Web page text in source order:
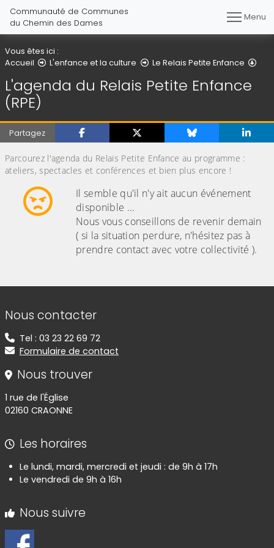
Communauté de Communes
du Chemin des Dames
Menu
Vous êtes ici :
Accueil
L'enfance et la culture Le Relais Petite Enfance
L'agenda du Relais Petite Enfance
(RPE)
Partagez
Parcourez l'agenda du Relais Petite Enfance au programme :
ateliers, spectacles et conférences et bien plus encore !
Il semble qu'il n'y ait aucun événement
disponible ...
Nous vous conseillons de revenir demain
( si la situation perdure, n'hésitez pas à
prendre contact avec votre collectivité ).
Informations de contact
Nous contacter
Tel : 03 23 22 69 72
Formulaire de contact
Nous trouver
1 rue de l'Église
02160 CRAONNE
Les horaires
Le lundi, mardi, mercredi et jeudi : de 9h à 17h
Le vendredi de 9h à 16h
Nous suivre